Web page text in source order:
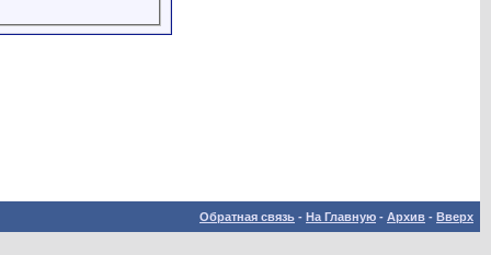
Обратная связь - На Главную - Архив - Вверх